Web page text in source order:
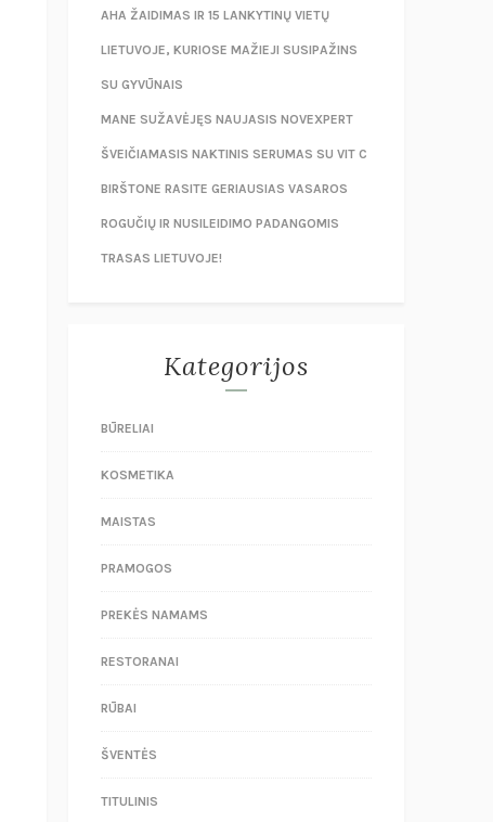
AHA ŽAIDIMAS IR 15 LANKYTINŲ VIETŲ
LIETUVOJE, KURIOSE MAŽIEJI SUSIPAŽINS
SU GYVŪNAIS
MANE SUŽAVĖJĘS NAUJASIS NOVEXPERT
ŠVEIČIAMASIS NAKTINIS SERUMAS SU VIT C
BIRŠTONE RASITE GERIAUSIAS VASAROS
ROGUČIŲ IR NUSILEIDIMO PADANGOMIS
TRASAS LIETUVOJE!
Kategorijos
BŪRELIAI
KOSMETIKA
MAISTAS
PRAMOGOS
PREKĖS NAMAMS
RESTORANAI
RŪBAI
ŠVENTĖS
TITULINIS